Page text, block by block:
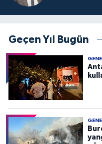
Geçen Yıl Bugün